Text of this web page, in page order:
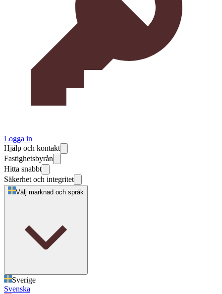
Logga in
Hjälp och kontakt
Fastighetsbyrån
Hitta snabbt
Säkerhet och integritet
Välj marknad och språk
Sverige
Svenska